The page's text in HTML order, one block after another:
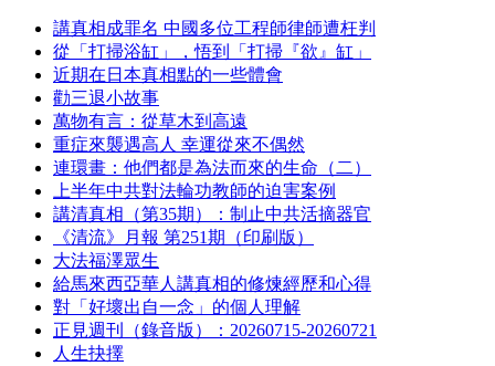
講真相成罪名 中國多位工程師律師遭枉判
從「打掃浴缸」，悟到「打掃『欲』缸」
近期在日本真相點的一些體會
勸三退小故事
萬物有言：從草木到高遠
重症來襲遇高人 幸運從來不偶然
連環畫：他們都是為法而來的生命（二）
上半年中共對法輪功教師的迫害案例
講清真相（第35期）：制止中共活摘器官
《清流》月報 第251期（印刷版）
大法福澤眾生
給馬來西亞華人講真相的修煉經歷和心得
對「好壞出自一念」的個人理解
正見週刊（錄音版）：20260715-20260721
人生抉擇